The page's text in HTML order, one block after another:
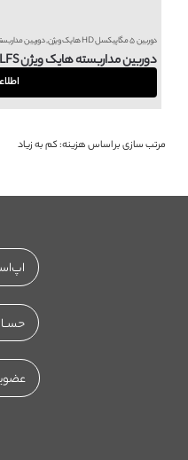
دوربین ۵ مگاپیکسل HD هایک ویژن ,دوربین
دوربین مداربسته هایک ویژن DS-2CE16K0T-LFS